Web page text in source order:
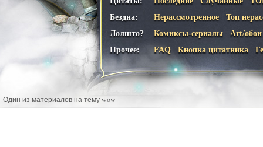
Бездна:
Нерассмотренное
Топ
Лолшто?
Комиксы-сериалы
Art/обои
Прочее:
FAQ Кнопка цитатника
Один из материалов на тему wow